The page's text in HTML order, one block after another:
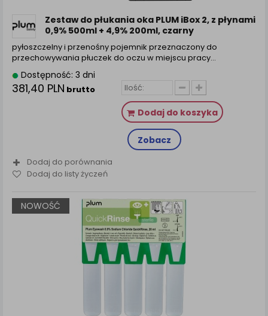
Zestaw do płukania oka PLUM iBox 2, z płynami
0,9% 500ml + 4,9% 200ml, czarny
pyłoszczelny i przenośny pojemnik przeznaczony do
przechowywania płuczek do oczu w miejscu pracy…
Dostępność: 3 dni
381,40 PLN brutto
Dodaj do koszyka
Zobacz
Dodaj do porównania
Dodaj do listy życzeń
NOWOŚĆ